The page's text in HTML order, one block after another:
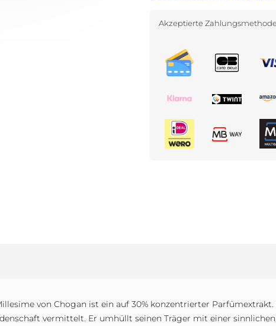
Akzeptierte
von Chogan ist ein auf 30% konzentrierter
vermittelt. Er umhüllt seinen Träger mit einer